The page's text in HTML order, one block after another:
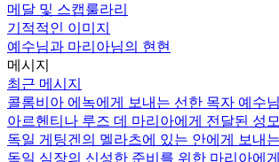
메달 및 스캡룰라리
기적적인 이미지
예수님과 마리아님의 현현
메시지
최근 메시지
콜롬비아 에녹에게 보내는 선한 목자 예수
아르헨티나 루즈 데 마리아에게 전달된 성
독일 게팅겐의 멜라츠에 있는 안에게 보내
독일 심장의 신성한 준비를 위한 마리아에